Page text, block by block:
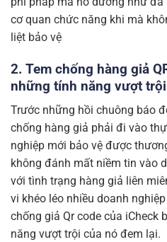
cơ quan chức năng khi mà
liệt bảo vệ
2. Tem chống hàng giả
những tính năng vượt trội
Trước những hồi chuông báo
chống hàng giả phải đi vào
nghiệp mới bảo vệ được
không đánh mất niềm tin vào
với tình trạng hàng giả liên
vi khéo léo nhiều doanh
chống giả Qr code của iCheck
năng vượt trội của nó đem lại.